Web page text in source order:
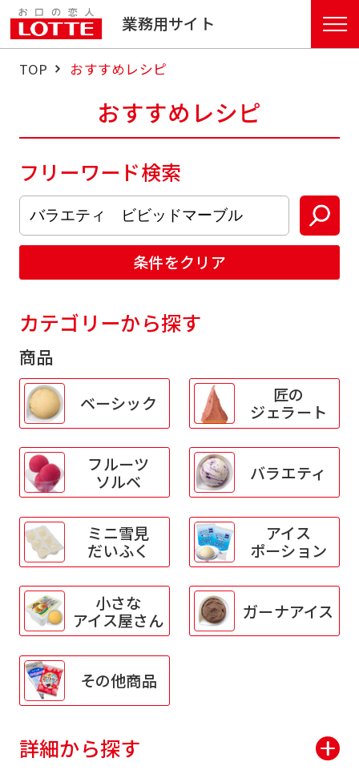
業務用サイト
TOP おすすめレシピ
おすすめレシピ
カテゴリーから探す
商品
ベーシック 匠の
ジェラート
フルーツ
ソルベ バラエティ
ミニ雪見
だいふく
アイス
ポーション
小さな
アイス屋さん ガーナアイス
その他商品
詳細から探す
フリーワード検索
条件をクリア